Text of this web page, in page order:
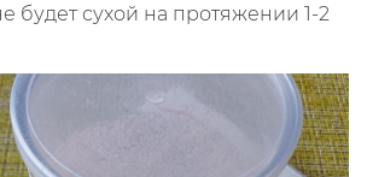
будет сухой на протяжении 1-2